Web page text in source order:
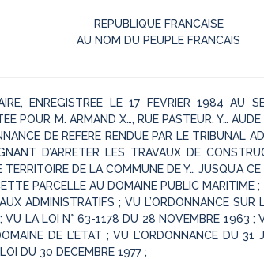
REPUBLIQUE FRANCAISE
AU NOM DU PEUPLE FRANCAIS
ENREGISTREE LE 17 FEVRIER 1984 AU
POUR M. ARMAND X…, RUE PASTEUR, Y…
DE REFERE RENDUE PAR LE TRIBUNAL
D’ARRETER LES TRAVAUX DE
TERRITOIRE DE LA COMMUNE DE Y… JUSQU’A
PARCELLE AU DOMAINE PUBLIC MARITIME ;
ADMINISTRATIFS ; VU L’ORDONNANCE
; VU LA LOI N° 63-1178 DU 28 NOVEMBRE 1963 ;
DE L’ETAT ; VU L’ORDONNANCE DU
DU 30 DECEMBRE 1977 ;